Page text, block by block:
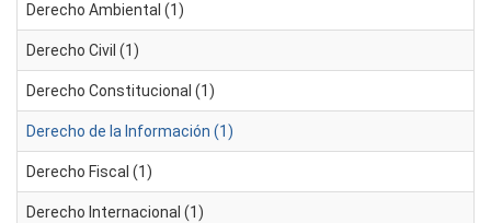
Derecho Ambiental (1)
Derecho Civil (1)
Derecho Constitucional (1)
Derecho de la Información (1)
Derecho Fiscal (1)
Derecho Internacional (1)